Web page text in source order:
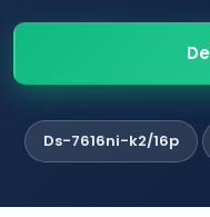
Ds-7616ni-k2/16p